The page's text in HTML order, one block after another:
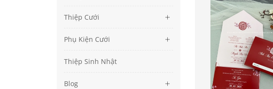
Thiệp Cưới
Phụ Kiện Cưới
Thiệp Sinh Nhật
Blog